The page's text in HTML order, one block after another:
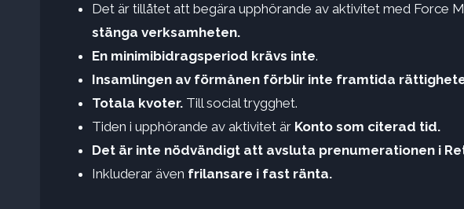
Det är tillåtet att begära upphörande av aktivitet med Force
stänga verksamheten.
En minimibidragsperiod krävs inte.
Insamlingen av förmånen förblir inte framtida
Totala kvoter. Till social trygghet.
Tiden i upphörande av aktivitet är Konto som citerad tid.
Det är inte nödvändigt att avsluta prenumerationen i
Inkluderar även frilansare i fast ränta.